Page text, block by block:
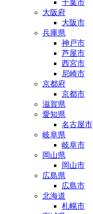
千葉市
大阪府
大阪市
兵庫県
神戸市
芦屋市
西宮市
尼崎市
京都府
京都市
滋賀県
愛知県
名古屋市
岐阜県
岐阜市
岡山県
岡山市
広島県
広島市
北海道
札幌市